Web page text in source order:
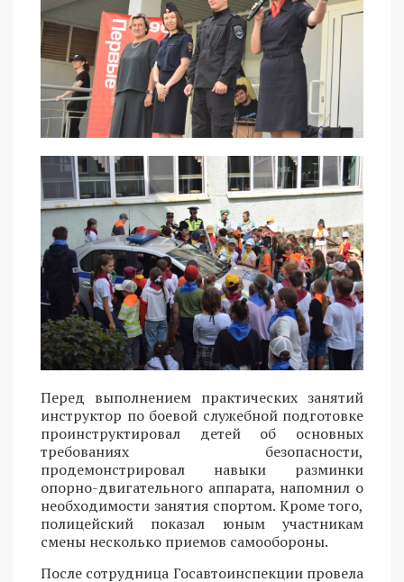
Перед выполнением практических занятий
инструктор по боевой служебной подготовке
проинструктировал детей об основных
требованиях безопасности,
продемонстрировал навыки разминки
опорно-двигательного аппарата, напомнил о
необходимости занятия спортом. Кроме того,
полицейский показал юным участникам
смены несколько приемов самообороны.
После сотрудница Госавтоинспекции провела